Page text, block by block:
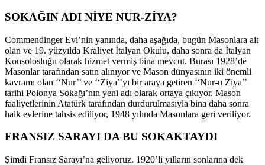
SOKAĞIN ADI NİYE NUR-ZİYA?
Commendinger Evi’nin yanında, daha aşağıda, bugün Masonlara ait
olan ve 19. yüzyılda Kraliyet İtalyan Okulu, daha sonra da İtalyan
Konsolosluğu olarak hizmet vermiş bina mevcut. Burası 1928’de
Masonlar tarafından satın alınıyor ve Mason dünyasının iki önemli
kavramı olan ‘‘Nur’’ ve ‘‘Ziya’’yı bir araya getiren ‘‘Nur-u Ziya’’
tarihi Polonya Sokağı’nın yeni adı olarak ortaya çıkıyor. Mason
faaliyetlerinin Atatürk tarafından durdurulmasıyla bina daha sonra
halk evlerine tahsis ediliyor, 1948 yılında Masonlara geri veriliyor.
FRANSIZ SARAYI DA BU SOKAKTAYDI
Şimdi Fransız Sarayı’na geliyoruz. 1920’li yılların sonlarına dek